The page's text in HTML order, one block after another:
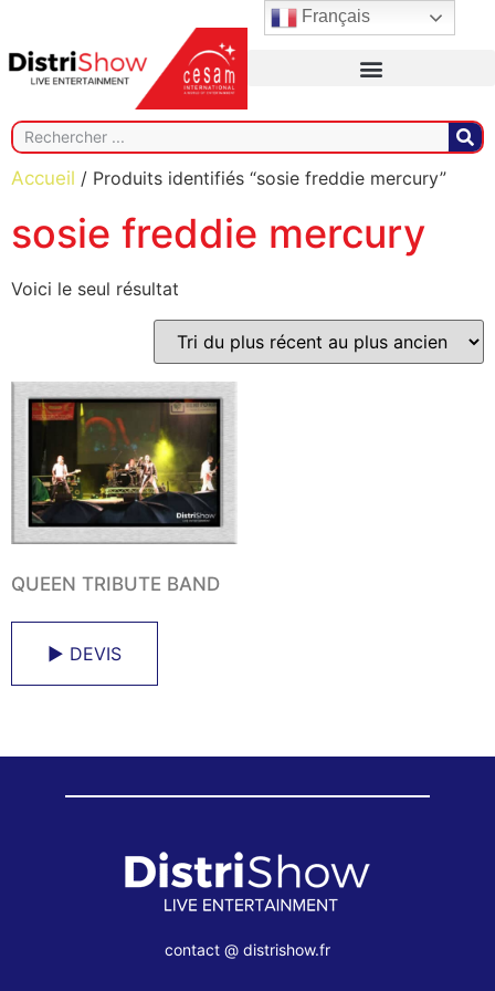
Accueil / Produits identifiés “sosie freddie mercury”
sosie freddie mercury
Voici le seul résultat
QUEEN TRIBUTE BAND
► DEVIS
contact @ distrishow.fr
Français